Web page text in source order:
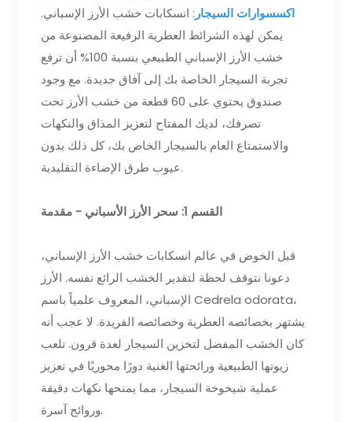
اكسسوارات السيجار : انسكابات خشب الأرز الإسباني.
يمكن لهذه الشرائط العطرية الرفيعة المصنوعة من
خشب الأرز الإسباني الطبيعي بنسبة 100% أن ترفع
تجربة السيجار الخاصة بك إلى آفاق جديدة. مع وجود
صندوق يحتوي على 60 قطعة من خشب الأرز تحت
تصرفك، لديك المفتاح لتعزيز المذاق والنكهات
والاستمتاع العام بالسيجار الخاص بك، كل ذلك بدون
عيوب طرق الإضاءة التقليدية.
القسم 1: سحر الأرز الأسباني - مقدمة
قبل الخوض في عالم انسكابات خشب الأرز الإسباني،
دعونا نتوقف لحظة لتقدير الخشب الرائع نفسه. الأرز
الإسباني، المعروف علمياً باسم Cedrela odorata،
يشتهر بخصائصه العطرية وخصائصه الفريدة. لا عجب أنه
كان الخشب المفضل لتخزين السيجار لعدة قرون. تلعب
زيوتها الطبيعية ورائحتها الغنية دورًا محوريًا في تعزيز
عملية شيخوخة السيجار، مما يمنحها نكهات دقيقة
وروائح آسرة.